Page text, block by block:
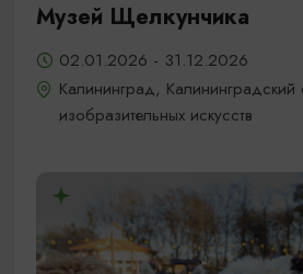
Музей Щелкунчика
02.01.2026 - 31.12.2026
Калининград, Калининградский
изобразительных искусств